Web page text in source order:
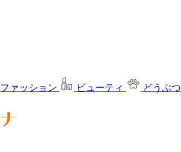
ファッション ビューティ どうぶつ